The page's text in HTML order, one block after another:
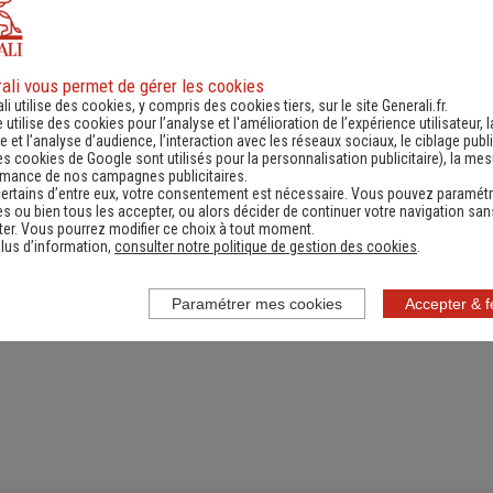
d'information
une actualité,
réglementation...)
Contacter un
(Obtenir un devis,
information, faire un
vous permet de gérer les cookies
utilise des cookies, y compris des cookies tiers, sur le site Generali.fr.
utilise des cookies pour l’analyse et l'amélioration de l’expérience utilisateur,
et l’analyse d’audience, l’interaction avec les réseaux sociaux, le ciblage
cookies de Google sont utilisés pour la personnalisation publicitaire), la
de nos campagnes publicitaires.
d’entre eux, votre consentement est nécessaire. Vous pouvez
ou bien tous les accepter, ou alors décider de continuer votre navigation
Vous pourrez modifier ce choix à tout moment.
d’information, consulter notre politique de gestion des cookies
Accepter &
Paramétrer mes cookies